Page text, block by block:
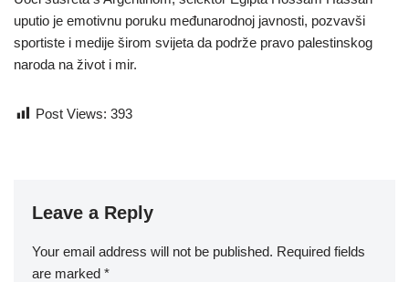
uputio je emotivnu poruku međunarodnoj javnosti, pozvavši
sportiste i medije širom svijeta da podrže pravo palestinskog
naroda na život i mir.
Post Views: 393
Leave a Reply
Your email address will not be published. Required fields
are marked *